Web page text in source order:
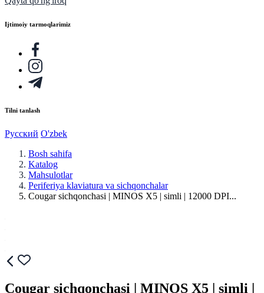
Ijtimoiy tarmoqlarimiz
Tilni tanlash
Русский O'zbek
Bosh sahifa
Katalog
Mahsulotlar
Periferiya klaviatura va sichqonchalar
Cougar sichqonchasi | MINOS X5 | simli | 12000 DPI...
Cougar sichqonchasi | MINOS X5 | simli |